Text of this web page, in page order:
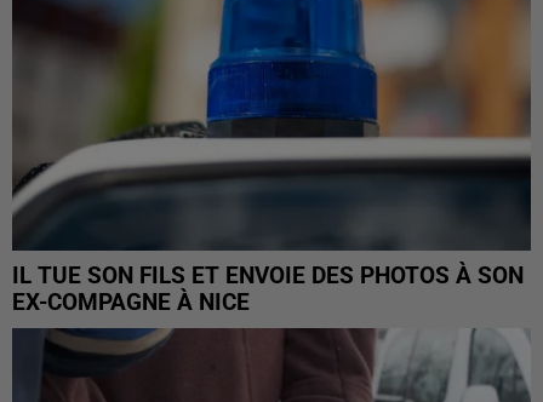
IL TUE SON FILS ET ENVOIE DES PHOTOS À SON
EX-COMPAGNE À NICE